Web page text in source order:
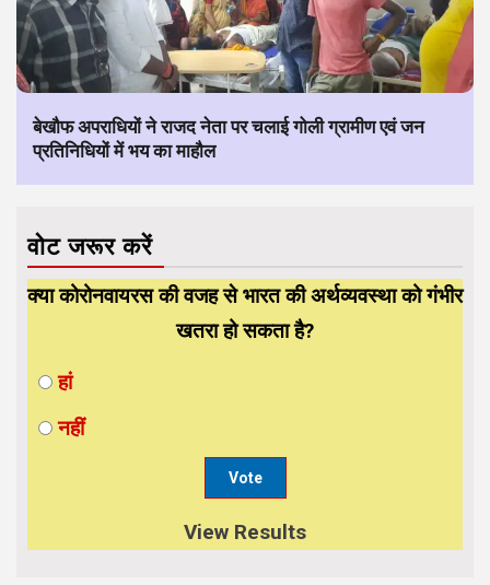
बेखौफ अपराधियों ने राजद नेता पर चलाई गोली ग्रामीण एवं जन
प्रतिनिधियों में भय का माहौल
वोट जरूर करें
क्या कोरोनवायरस की वजह से भारत की अर्थव्यवस्था को गंभीर
खतरा हो सकता है?
हां
नहीं
View Results